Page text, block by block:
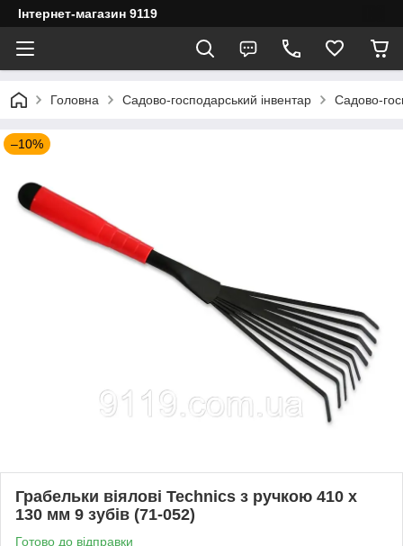
Інтернет-магазин 9119
Головна Садово-господарський інвентар Садово-
–10%
Грабельки віялові Technics з ручкою 410 х
130 мм 9 зубів (71-052)
Готово до відправки